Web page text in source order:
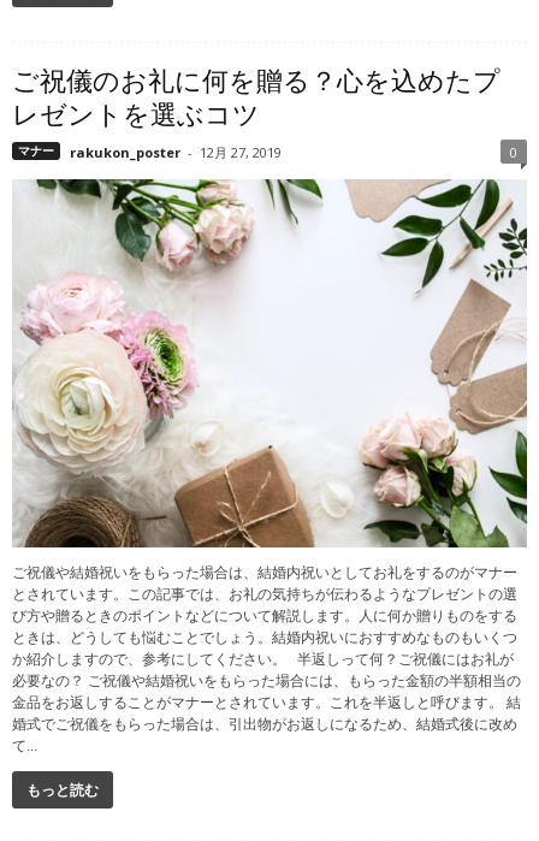
ご祝儀のお礼に何を贈る？心を込めたプ
レゼントを選ぶコツ
マナー rakukon_poster - 12月 27, 2019 0
ご祝儀や結婚祝いをもらった場合は、結婚内祝いとしてお礼をするのがマナー
とされています。この記事では、お礼の気持ちが伝わるようなプレゼントの選
び方や贈るときのポイントなどについて解説します。人に何か贈りものをする
ときは、どうしても悩むことでしょう。結婚内祝いにおすすめなものもいくつ
か紹介しますので、参考にしてください。 半返しって何？ご祝儀にはお礼が
必要なの？ ご祝儀や結婚祝いをもらった場合には、もらった金額の半額相当の
金品をお返しすることがマナーとされています。これを半返しと呼びます。 結
婚式でご祝儀をもらった場合は、引出物がお返しになるため、結婚式後に改め
て...
もっと読む